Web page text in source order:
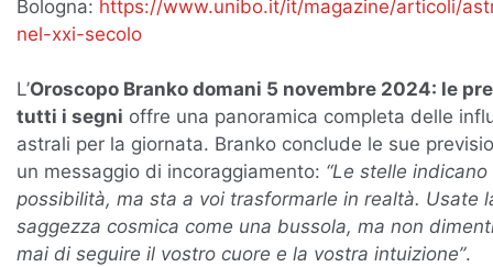
Bologna: https://www.unibo.it/it/magazine/articoli/
nel-xxi-secolo
L’Oroscopo Branko domani 5 novembre 2024: le
tutti i segni offre una panoramica completa delle
astrali per la giornata. Branko conclude le sue
un messaggio di incoraggiamento: “Le stelle indicano
possibilità, ma sta a voi trasformarle in realtà. Usate
saggezza cosmica come una bussola, ma non
mai di seguire il vostro cuore e la vostra intuizione”.